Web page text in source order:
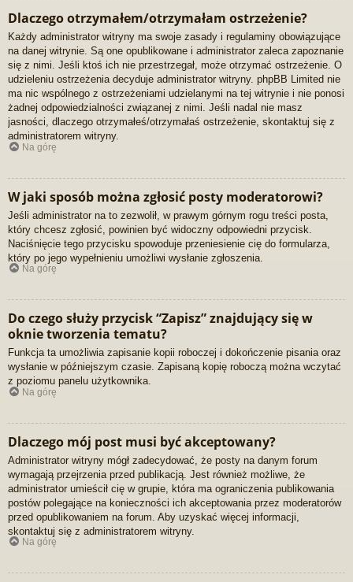
Dlaczego otrzymałem/otrzymałam ostrzeżenie?
Każdy administrator witryny ma swoje zasady i regulaminy obowiązujące
na danej witrynie. Są one opublikowane i administrator zaleca zapoznanie
się z nimi. Jeśli ktoś ich nie przestrzegał, może otrzymać ostrzeżenie. O
udzieleniu ostrzeżenia decyduje administrator witryny. phpBB Limited nie
ma nic wspólnego z ostrzeżeniami udzielanymi na tej witrynie i nie ponosi
żadnej odpowiedzialności związanej z nimi. Jeśli nadal nie masz
jasności, dlaczego otrzymałeś/otrzymałaś ostrzeżenie, skontaktuj się z
administratorem witryny.
Na górę
W jaki sposób można zgłosić posty moderatorowi?
Jeśli administrator na to zezwolił, w prawym górnym rogu treści posta,
który chcesz zgłosić, powinien być widoczny odpowiedni przycisk.
Naciśnięcie tego przycisku spowoduje przeniesienie cię do formularza,
który po jego wypełnieniu umożliwi wysłanie zgłoszenia.
Na górę
Do czego służy przycisk “Zapisz” znajdujący się w
oknie tworzenia tematu?
Funkcja ta umożliwia zapisanie kopii roboczej i dokończenie pisania oraz
wysłanie w późniejszym czasie. Zapisaną kopię roboczą można wczytać
z poziomu panelu użytkownika.
Na górę
Dlaczego mój post musi być akceptowany?
Administrator witryny mógł zadecydować, że posty na danym forum
wymagają przejrzenia przed publikacją. Jest również możliwe, że
administrator umieścił cię w grupie, która ma ograniczenia publikowania
postów polegające na konieczności ich akceptowania przez moderatorów
przed opublikowaniem na forum. Aby uzyskać więcej informacji,
skontaktuj się z administratorem witryny.
Na górę